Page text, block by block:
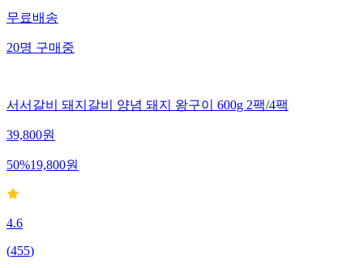
무료배송
20명구매중
서서갈비 돼지갈비 양념 돼지 왕구이 600g 2팩/4팩
39,800원
50%19,800원
4.6
(455)